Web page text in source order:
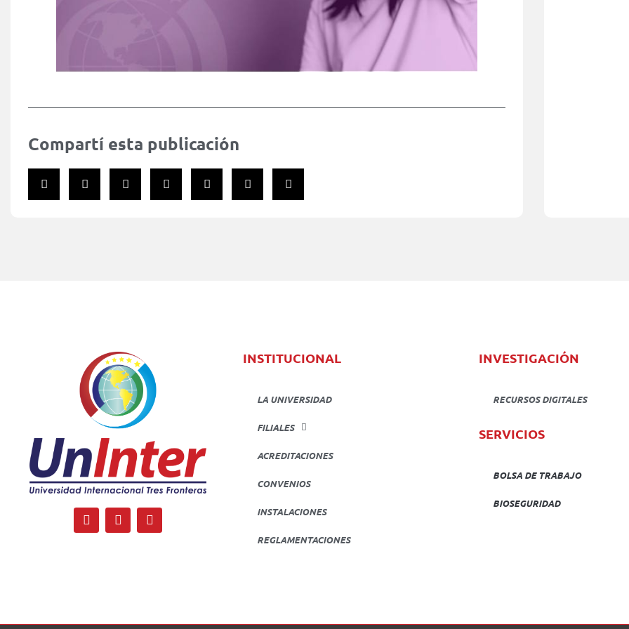
Compartí esta publicación
INSTITUCIONAL
LA UNIVERSIDAD
FILIALES
ACREDITACIONES
CONVENIOS
INSTALACIONES
REGLAMENTACIONES
INVESTIGACIÓN
RECURSOS DIGITALES
SERVICIOS
BOLSA DE TRABAJO
BIOSEGURIDAD